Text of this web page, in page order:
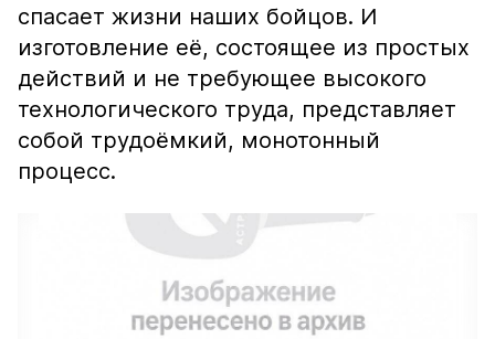
спасает жизни наших бойцов. И
изготовление её, состоящее из простых
действий и не требующее высокого
технологического труда, представляет
собой трудоёмкий, монотонный
процесс.